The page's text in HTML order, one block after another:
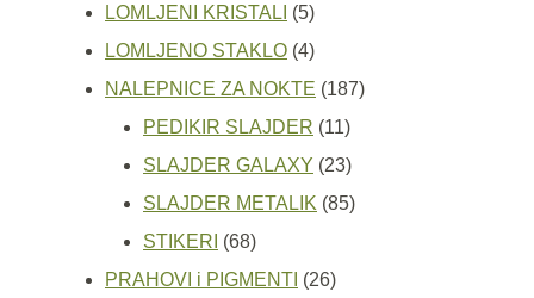
proizvoda
LOMLJENI KRISTALI 55
proizvoda
LOMLJENO STAKLO 44
proizvoda
NALEPNICE ZA NOKTE 187187
PEDIKIR SLAJDER 1111
proizvoda
SLAJDER GALAXY 2323
proizvoda
SLAJDER METALIK 8585
STIKERI 6868
proizvoda
PRAHOVI i PIGMENTI 2626